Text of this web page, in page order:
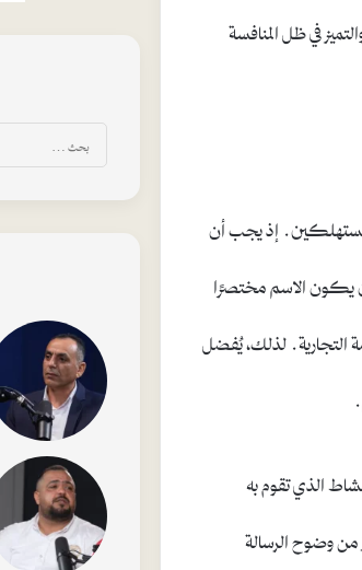
في ظل المنافسة
إذ يجب أن
أن يكون الاسم مختصرًا
التجارية. لذلك، يُفضل
الذي تقوم به
وضوح الرسالة